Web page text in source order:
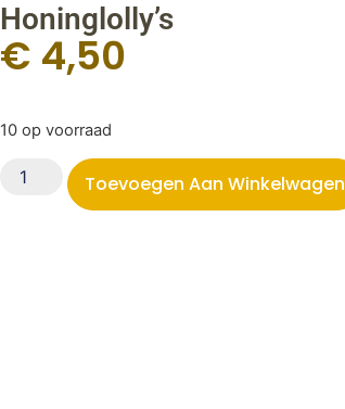
Honinglolly’s
€ 4,50
10 op voorraad
Toevoegen Aan Winkelwagen